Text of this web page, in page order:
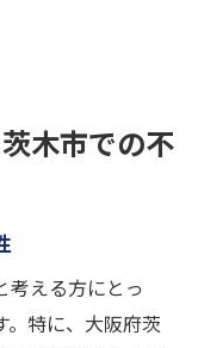
木市での不
考える方にとっ
。特に、大阪府茨